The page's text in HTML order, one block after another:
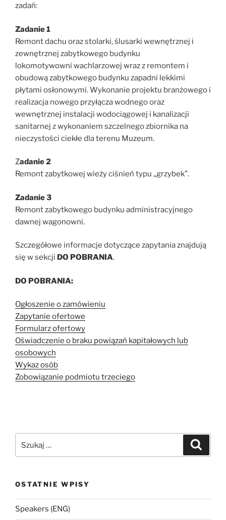
zadań:
Zadanie 1
Remont dachu oraz stolarki, ślusarki wewnętrznej i
zewnętrznej zabytkowego budynku
lokomotywowni wachlarzowej wraz z remontem i
obudową zabytkowego budynku zapadni lekkimi
płytami osłonowymi. Wykonanie projektu branżowego i
realizacja nowego przyłącza wodnego oraz
wewnętrznej instalacji wodociągowej i kanalizacji
sanitarnej z wykonaniem szczelnego zbiornika na
nieczystości ciekłe dla terenu Muzeum.
Zadanie 2
Remont zabytkowej wieży ciśnień typu „grzybek”.
Zadanie 3
Remont zabytkowego budynku administracyjnego
dawnej wagonowni.
Szczegółowe informacje dotyczące zapytania znajdują
się w sekcji DO POBRANIA.
DO POBRANIA:
Ogłoszenie o zamówieniu
Zapytanie ofertowe
Formularz ofertowy
Oświadczenie o braku powiązań kapitałowych lub
osobowych
Wykaz osób
Zobowiązanie podmiotu trzeciego
OSTATNIE WPISY
Speakers (ENG)